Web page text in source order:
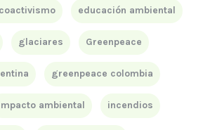
educación ambiental
glaciares Greenpeace
greenpeace colombia
ambiental incendios